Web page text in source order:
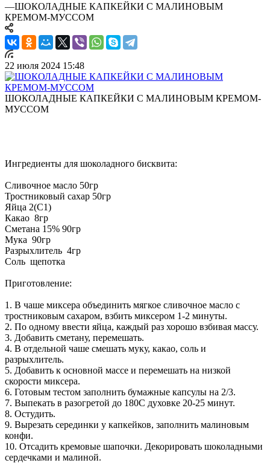
—ШОКОЛАДНЫЕ КАПКЕЙКИ С МАЛИНОВЫМ
КРЕМОМ-МУССОМ
22 июля 2024 15:48
ШОКОЛАДНЫЕ КАПКЕЙКИ С МАЛИНОВЫМ КРЕМОМ-
МУССОМ
Ингредиенты для шоколадного бисквита:
Сливочное масло 50гр
Тростниковый сахар 50гр
Яйца 2(С1)
Какао 8гр
Сметана 15% 90гр
Мука 90гр
Разрыхлитель 4гр
Соль щепотка
Приготовление:
1. В чаше миксера объединить мягкое сливочное масло с
тростниковым сахаром, взбить миксером 1-2 минуты.
2. По одному ввести яйца, каждый раз хорошо взбивая массу.
3. Добавить сметану, перемешать.
4. В отдельной чаше смешать муку, какао, соль и
разрыхлитель.
5. Добавить к основной массе и перемешать на низкой
скорости миксера.
6. Готовым тестом заполнить бумажные капсулы на 2/3.
7. Выпекать в разогретой до 180С духовке 20-25 минут.
8. Остудить.
9. Вырезать серединки у капкейков, заполнить малиновым
конфи.
10. Отсадить кремовые шапочки. Декорировать шоколадными
сердечками и малиной.